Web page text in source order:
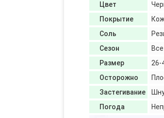
Цвет
Покрытие
Соль
Сезон
Все
Размер
26-
Осторожно
Застегивание
Погода